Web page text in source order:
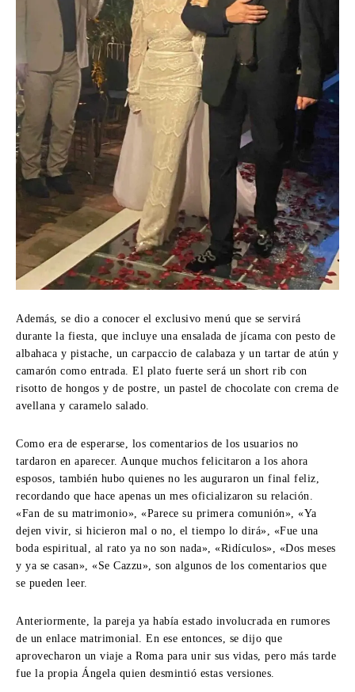
Además, se dio a conocer el exclusivo menú que se servirá
durante la fiesta, que incluye una ensalada de jícama con pesto de
albahaca y pistache, un carpaccio de calabaza y un tartar de atún y
camarón como entrada. El plato fuerte será un short rib con
risotto de hongos y de postre, un pastel de chocolate con crema de
avellana y caramelo salado.
Como era de esperarse, los comentarios de los usuarios no
tardaron en aparecer. Aunque muchos felicitaron a los ahora
esposos, también hubo quienes no les auguraron un final feliz,
recordando que hace apenas un mes oficializaron su relación.
«Fan de su matrimonio», «Parece su primera comunión», «Ya
dejen vivir, si hicieron mal o no, el tiempo lo dirá», «Fue una
boda espiritual, al rato ya no son nada», «Ridículos», «Dos meses
y ya se casan», «Se Cazzu», son algunos de los comentarios que
se pueden leer.
Anteriormente, la pareja ya había estado involucrada en rumores
de un enlace matrimonial. En ese entonces, se dijo que
aprovecharon un viaje a Roma para unir sus vidas, pero más tarde
fue la propia Ángela quien desmintió estas versiones.